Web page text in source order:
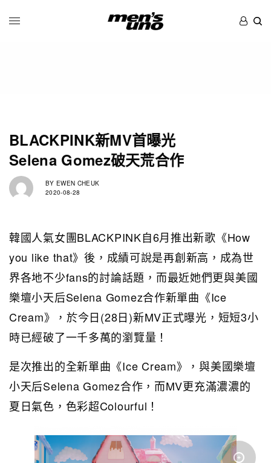
BLACKPINK新MV首曝光
Selena Gomez破天荒合作
BY EWEN CHEUK
2020-08-28
韓國人氣女團BLACKPINK自6月推出新歌《How
you like that》後，成績可說是再創新高，成為世
界各地不少fans的討論話題，而最近她們更與美國
樂壇小天后Selena Gomez合作新單曲《Ice
Cream》，於今日(28日)新MV正式曝光，短短3小
時已經破了一千多萬的瀏覽量！
是次推出的全新單曲《Ice Cream》，與美國樂壇
小天后Selena Gomez合作，而MV更充滿濃濃的
夏日氣色，色彩超Colourful！